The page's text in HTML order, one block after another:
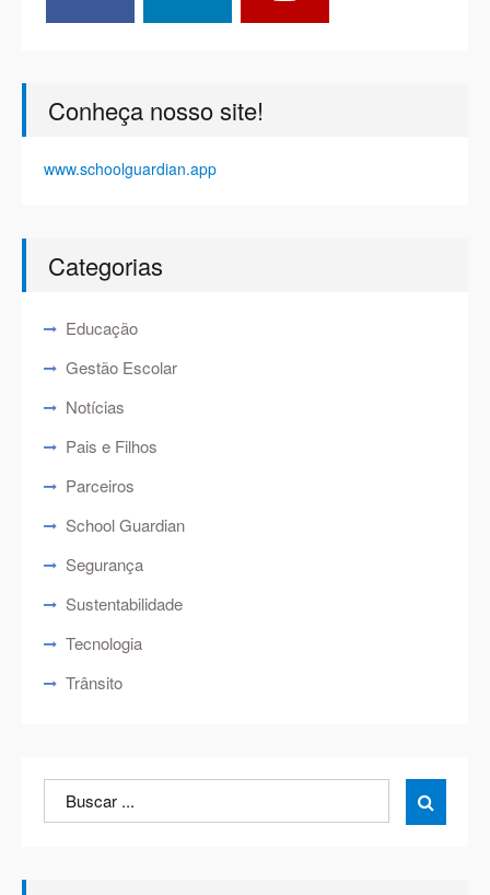
Conheça nosso site!
www.schoolguardian.app
Categorias
Educação
Gestão Escolar
Notícias
Pais e Filhos
Parceiros
School Guardian
Segurança
Sustentabilidade
Tecnologia
Trânsito
Search
for:
